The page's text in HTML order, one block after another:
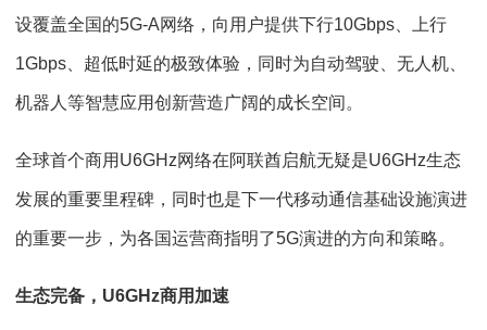
设覆盖全国的5G-A网络，向用户提供下行10Gbps、上行
1Gbps、超低时延的极致体验，同时为自动驾驶、无人机、
机器人等智慧应用创新营造广阔的成长空间。
全球首个商用U6GHz网络在阿联酋启航无疑是U6GHz生态
发展的重要里程碑，同时也是下一代移动通信基础设施演进
的重要一步，为各国运营商指明了5G演进的方向和策略。
生态完备，U6GHz商用加速